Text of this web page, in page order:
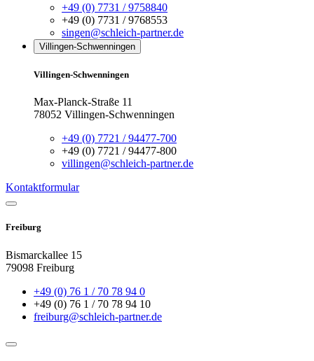
+49 (0) 7731 / 9758840
+49 (0) 7731 / 9768553
singen@schleich-partner.de
Villingen-Schwenningen
Villingen-Schwenningen
Max-Planck-Straße 11
78052 Villingen-Schwenningen
+49 (0) 7721 / 94477-700
+49 (0) 7721 / 94477-800
villingen@schleich-partner.de
Kontaktformular
Freiburg
Bismarckallee 15
79098 Freiburg
+49 (0) 76 1 / 70 78 94 0
+49 (0) 76 1 / 70 78 94 10
freiburg@schleich-partner.de